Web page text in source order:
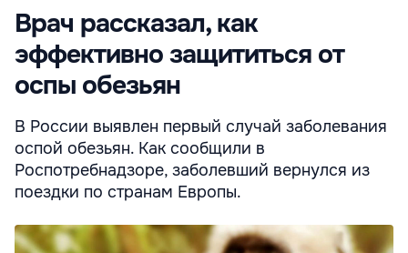
Врач рассказал, как
эффективно защититься от
оспы обезьян
В России выявлен первый случай заболевания
оспой обезьян. Как сообщили в
Роспотребнадзоре, заболевший вернулся из
поездки по странам Европы.